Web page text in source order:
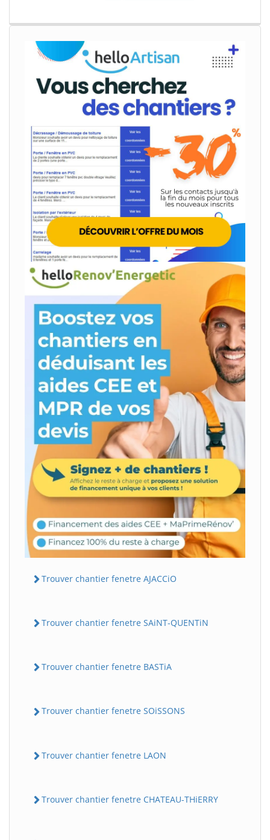
Trouver chantier fenetre AJACCiO
Trouver chantier fenetre SAiNT-QUENTiN
Trouver chantier fenetre BASTiA
Trouver chantier fenetre SOiSSONS
Trouver chantier fenetre LAON
Trouver chantier fenetre CHATEAU-THiERRY